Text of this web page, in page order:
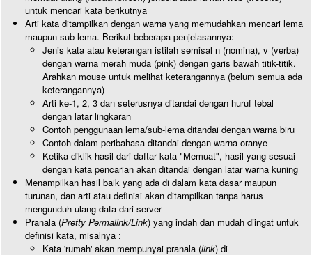
untuk mencari kata berikutnya
Arti kata ditampilkan dengan warna yang memudahkan mencari lema
maupun sub lema. Berikut beberapa penjelasannya:
Jenis kata atau keterangan istilah semisal n (nomina), v (verba)
dengan warna merah muda (pink) dengan garis bawah titik-titik.
Arahkan mouse untuk melihat keterangannya (belum semua ada
keterangannya)
Arti ke-1, 2, 3 dan seterusnya ditandai dengan huruf tebal
dengan latar lingkaran
Contoh penggunaan lema/sub-lema ditandai dengan warna biru
Contoh dalam peribahasa ditandai dengan warna oranye
Ketika diklik hasil dari daftar kata "Memuat", hasil yang sesuai
dengan kata pencarian akan ditandai dengan latar warna kuning
Menampilkan hasil baik yang ada di dalam kata dasar maupun
turunan, dan arti atau definisi akan ditampilkan tanpa harus
mengunduh ulang data dari server
Pranala (Pretty Permalink/Link) yang indah dan mudah diingat untuk
definisi kata, misalnya :
Kata 'rumah' akan mempunyai pranala (link) di